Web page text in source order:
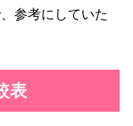
参考にしていた
表